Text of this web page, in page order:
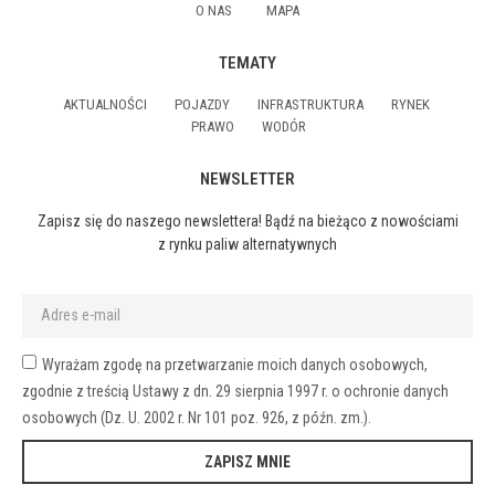
O NAS MAPA
TEMATY
AKTUALNOŚCI POJAZDY INFRASTRUKTURA
RYNEK
PRAWO
WODÓR
NEWSLETTER
Zapisz się do naszego newslettera! Bądź na bieżąco z nowościami
z rynku paliw alternatywnych
Wyrażam zgodę na przetwarzanie moich danych osobowych,
zgodnie z treścią Ustawy z dn. 29 sierpnia 1997 r. o ochronie danych
osobowych (Dz. U. 2002 r. Nr 101 poz. 926, z późn. zm.).
ZAPISZ MNIE